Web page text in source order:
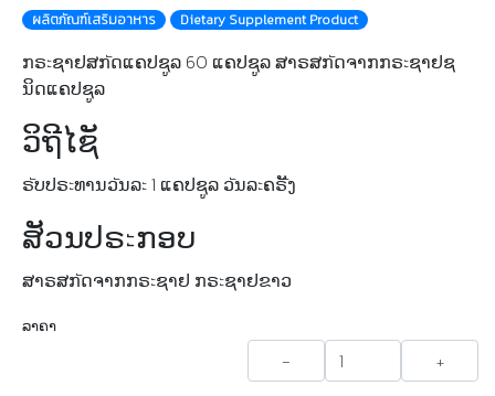
ผลิตภัณฑ์เสริมอาหาร Dietary Supplement Product
ກຣะຊາຢສກัດແຄປຊູລ 60 ແຄປຊູລ ສາຣສກัດຈາກກຣะຊາຢຊ
ນິດແຄປຊູລ
ວິຖີໄຊັ
ຣัບປຣะທານວัນລะ 1 ແຄປຊູລ ວัນລะຄຣัັງ
ສັວນປຣะກອບ
ສາຣສກัດຈາກກຣะຊາຢ ກຣะຊາຢຂາວ
ລາຄາ
- +